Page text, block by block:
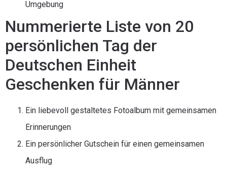
Umgebung
Nummerierte Liste von 20
persönlichen Tag der
Deutschen Einheit
Geschenken für Männer
Ein liebevoll gestaltetes Fotoalbum mit gemeinsamen
Erinnerungen
Ein persönlicher Gutschein für einen gemeinsamen
Ausflug